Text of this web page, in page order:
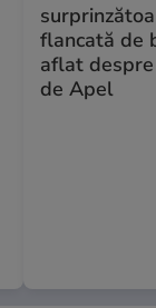
flancată de
aflat
de Apel